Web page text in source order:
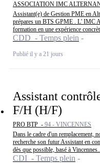
ASSOCIATION IMC
Assistant(e) de Gestion PME en
prépares un BTS GPME . L' IMC
formation en une expérience
CDD - Temps plein
Publié il y a 21 jours
Assistant
F/H (H/F)
PRO BTP - 94 - VINCENNES
Dans le cadre d'un remplacement,
recherche son futur Assistant en
dès que possible, basé à
CDI - Temps plein